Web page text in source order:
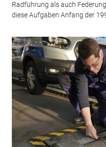
Radführung als auch
diese Aufgaben Anfang der